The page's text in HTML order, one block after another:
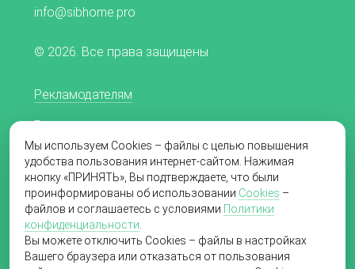
info@sibhome.pro
© 2026. Все права защищены
Рекламодателям
Редакционная политика
Согласие на обработку персональных данных
Пользовательское соглашение
Политика в отношении обработки
персональных данных
Мы используем Cookies – файлы с целью повышения
удобства пользования интернет-сайтом. Нажимая
кнопку «ПРИНЯТЬ», Вы подтверждаете, что были
проинформированы об использовании Cookies –
файлов и соглашаетесь с условиями Политики
конфиденциальности
Вы можете отключить Cookies – файлы в настройках
Вашего браузера или отказаться от пользования